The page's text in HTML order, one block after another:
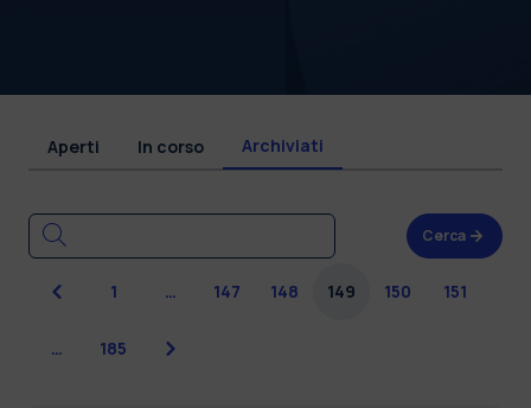
Aperti In corso Archiviati
Cerca
Precedente
1 … 147 148 149 150 151
… 185 Successiva